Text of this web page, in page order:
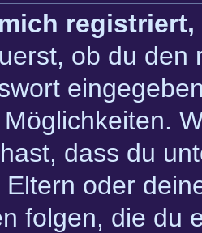
ob du den
dass du
oder
folgen, die du